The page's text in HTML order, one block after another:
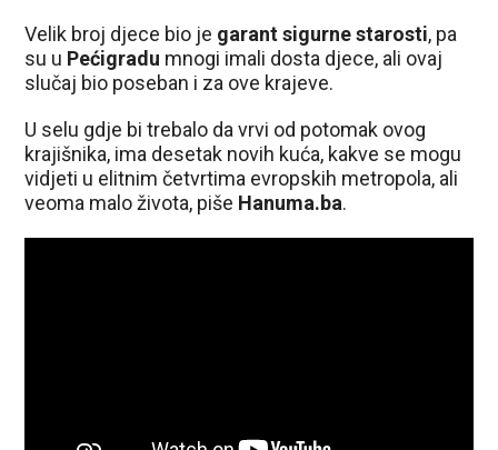
Velik broj djece bio je garant sigurne starosti, pa
su u Pećigradu mnogi imali dosta djece, ali ovaj
slučaj bio poseban i za ove krajeve.
U selu gdje bi trebalo da vrvi od potomak ovog
krajišnika, ima desetak novih kuća, kakve se mogu
vidjeti u elitnim četvrtima evropskih metropola, ali
veoma malo života, piše Hanuma.ba.